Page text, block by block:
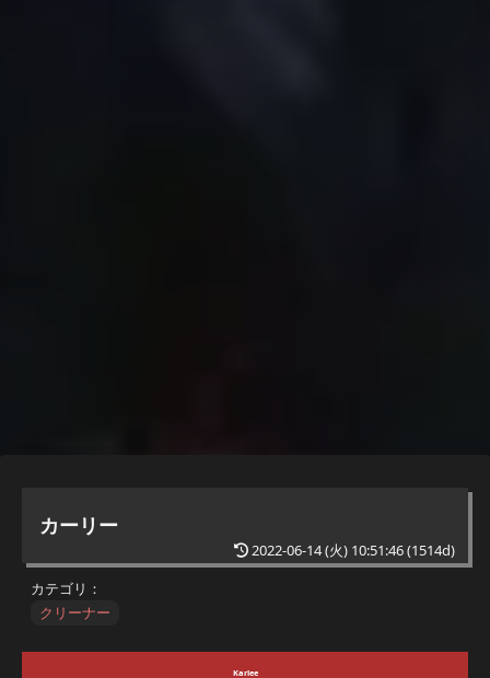
カーリー
2022-06-14 (火) 10:51:46(1514d)
カテゴリ：
クリーナー
Karlee